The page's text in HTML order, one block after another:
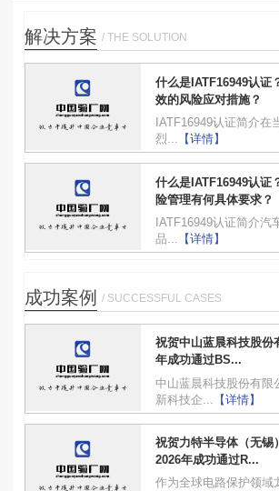
解决方案 / THE SOLUTION
什么是IATF16949认证
效的风险应对措施？
IATF16949认证简介在
烈...
【详情】
什么是IATF16949认证
险管理有何具体要求？
IATF16949认证简介汽
品...
【详情】
成功案例 / SUCCESSFUL CASES
祝贺中山蓝晨科技股份
年成功通过BS...
中山蓝晨科技股份有限
新科技企...
【详情】
祝贺力特半导体（无锡
2026年成功通过R...
作为全球电路保护领域